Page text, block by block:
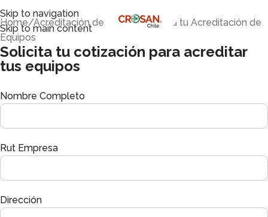
Skip to navigation
Skip to main content
Home Acreditación de Equipos Cotiza tu Acreditación de
Equipos
Solicita tu cotización para acreditar
tus equipos
Nombre Completo
Rut Empresa
Dirección